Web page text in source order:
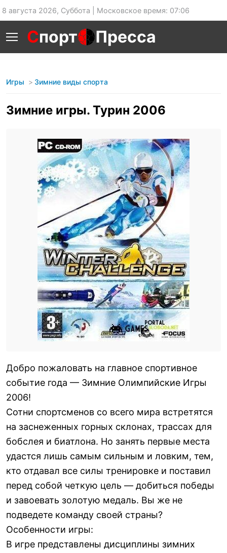
8 августа 2026, Суббота | Московское время: 07:06
Спорт Пресса
Игры Зимние виды спорта
Зимние игры. Турин 2006
Добро пожаловать на главное спортивное
событие года — Зимние Олимпийские Игры
2006!
Сотни спортсменов со всего мира встретятся
на заснеженных горных склонах, трассах для
бобслея и биатлона. Но занять первые места
удастся лишь самым сильным и ловким, тем,
кто отдавал все силы тренировке и поставил
перед собой четкую цель — добиться победы
и завоевать золотую медаль. Вы же не
подведете команду своей страны?
Особенности игры:
В игре представлены дисциплины зимних